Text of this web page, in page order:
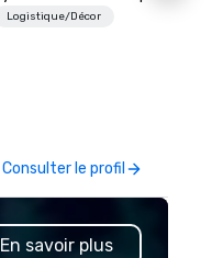
Las Vegas and have satellite
contracting, custom exhibit
building, graphic design,
and logistics. We are able to
troubleshoot any problem
Logistique/Décor
Consulter le profil
En savoir plus